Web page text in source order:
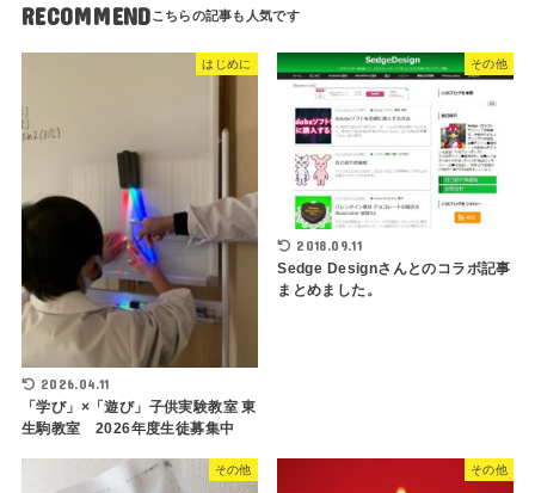
RECOMMEND
はじめに
2026.04.11
「学び」×「遊び」子供実験教室 東
生駒教室 2026年度生徒募集中
その他
2018.09.11
Sedge Designさんとのコラボ記事
まとめました。
その他 その他